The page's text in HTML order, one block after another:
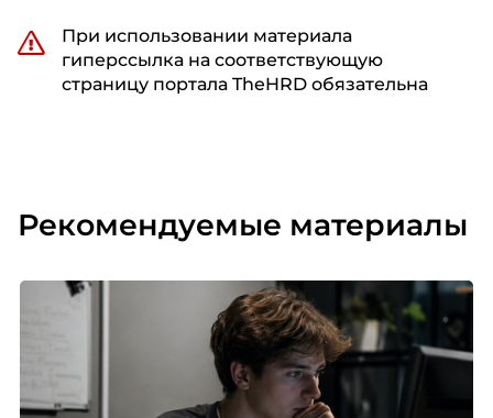
При использовании материала
гиперссылка на соответствующую
страницу портала TheHRD обязательна
Рекомендуемые материалы